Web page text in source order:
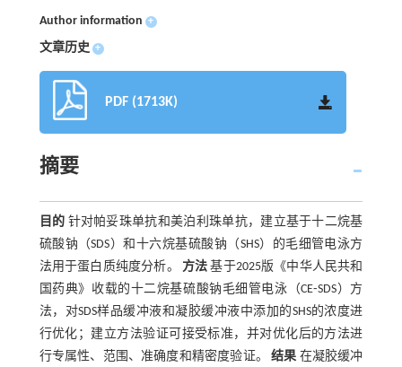
Author information +
文章历史 +
PDF (1713K)
摘要
目的 针对帕妥珠单抗和美泊利珠单抗，建立基于十二烷基
硫酸钠（SDS）和十六烷基硫酸钠（SHS）的毛细管电泳方
法用于蛋白质纯度分析。 方法 基于2025版《中华人民共和
国药典》收载的十二烷基硫酸钠毛细管电泳（CE⁃SDS）方
法，对SDS样品缓冲液和凝胶缓冲液中添加的SHS的浓度进
行优化；建立方法验证可接受标准，并对优化后的方法进
行专属性、范围、准确度和精密度验证。结果 在凝胶缓冲